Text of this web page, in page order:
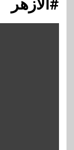
#الأزهر